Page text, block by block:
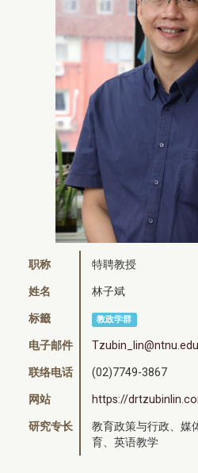
职称 特聘教授
姓名 林子斌
标籤 教政学群
电子邮件
联络电话 (02)7749-3867
网站 https://
研究专长
教育政策与行政、媒
育、英语教学